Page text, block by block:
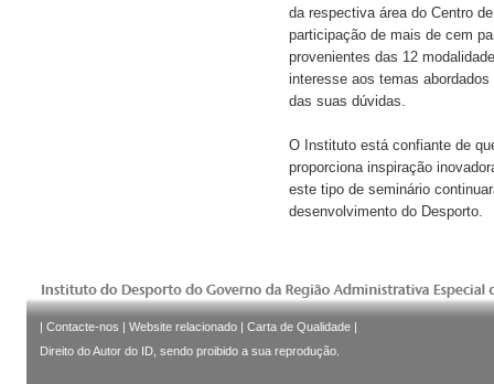
da respectiva área do Centro
participação de mais de cem
provenientes das 12
interesse aos temas
das suas dúvidas.
O Instituto está confiante de
proporciona inspiração
este tipo de seminário
desenvolvimento do Desporto.
| Contacte-nos | Website relacionado | Carta de Qualidade |
Direito do Autor do ID, sendo proibido a sua reprodução.